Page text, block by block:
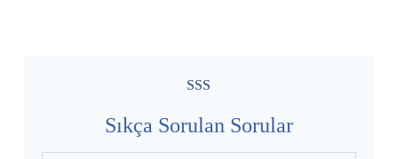
SSS
Sıkça Sorulan Sorular